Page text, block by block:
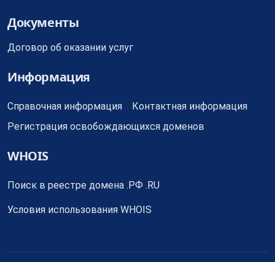
Документы
Договор об оказании услуг
Информация
Справочная информация
Контактная информация
Регистрация освобождающихся доменов
WHOIS
Поиск в реестре домена .РФ .RU
Условия использования WHOIS